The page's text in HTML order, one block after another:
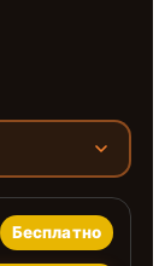
Бесплатно